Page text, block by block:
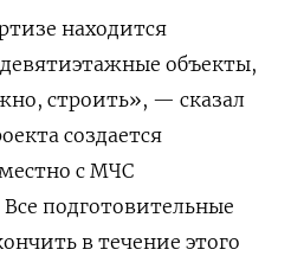
находится
объекты,
строить», — сказал
создается
с МЧС
подготовительные
в течение этого